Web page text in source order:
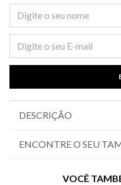
DESCRIÇÃO
ENCONTRE O SEU
VOCÊ